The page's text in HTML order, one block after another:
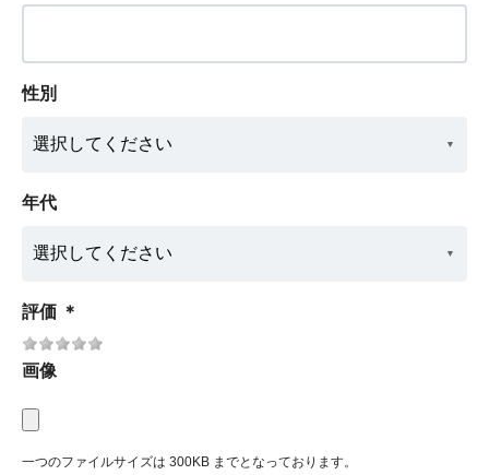
性別
年代
評価 ＊
画像
一つのファイルサイズは 300KB までとなっております。